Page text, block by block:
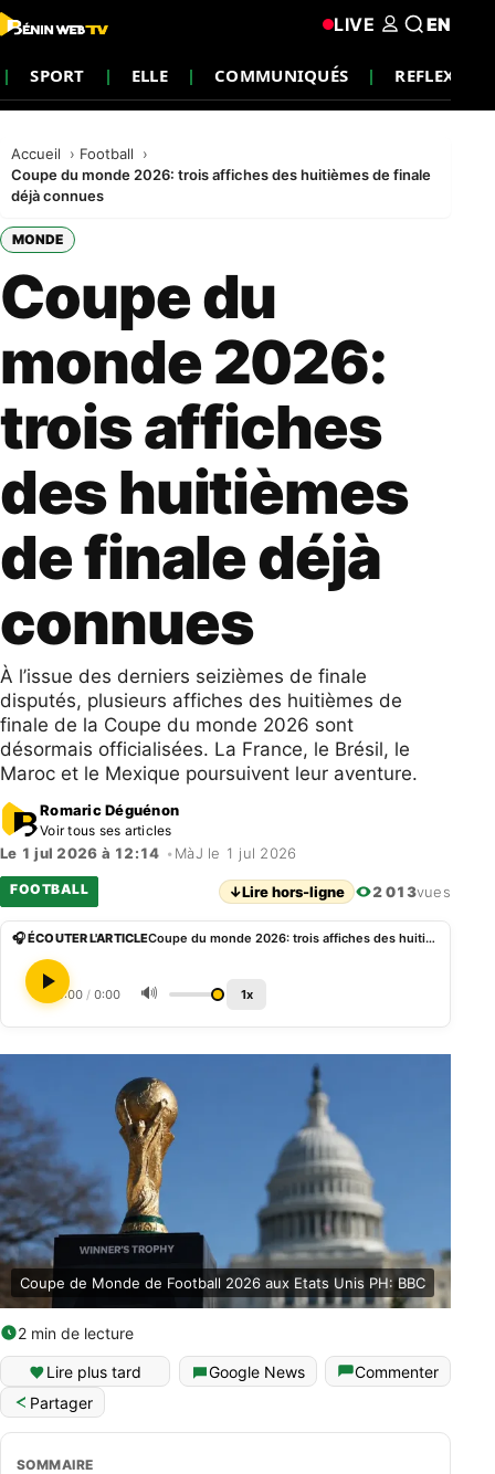
SPORT ELLE COMMUNIQUÉS REFLEXION
LIVE EN
Accueil
Football
Coupe du monde 2026: trois affiches des huitièmes de finale
déjà connues
MONDE
Coupe du
monde 2026:
trois affiches
des huitièmes
de finale déjà
connues
À l’issue des derniers seizièmes de finale
disputés, plusieurs affiches des huitièmes de
finale de la Coupe du monde 2026 sont
désormais officialisées. La France, le Brésil, le
Maroc et le Mexique poursuivent leur aventure.
Romaric Déguénon
Voir tous ses articles
Le 1 jul 2026 à 12:14 • MàJ le 1 jul 2026
FOOTBALL ↓Lire hors-ligne 2 013vues
🎧 ÉCOUTER L'ARTICLE Coupe du monde 2026: trois affiches des huitièmes de finale déjà connues
0:00 / 0:00 🔊 1x
Coupe de Monde de Football 2026 aux Etats Unis PH: BBC
2 min de lecture
Lire plus tard Google News
Commenter
Partager
SOMMAIRE